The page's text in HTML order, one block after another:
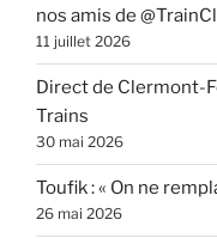
nos amis de
11 juillet 2026
Direct de Clermont-
Trains
30 mai 2026
Toufik : « On ne
26 mai 2026